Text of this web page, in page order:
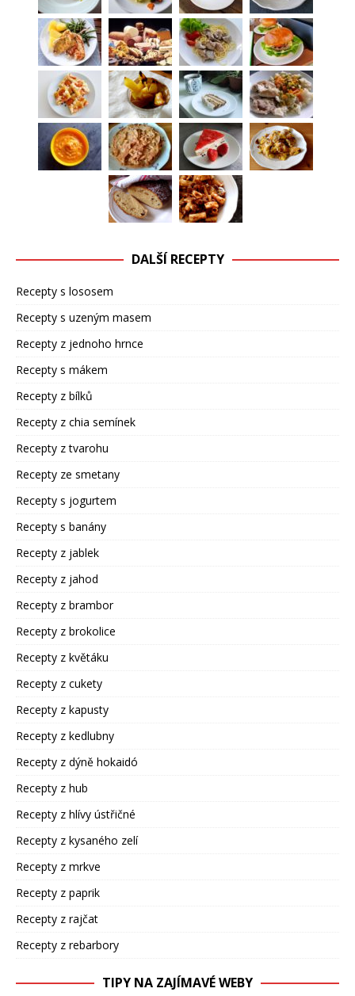
DALŠÍ RECEPTY
Recepty s lososem
Recepty s uzeným masem
Recepty z jednoho hrnce
Recepty s mákem
Recepty z bílků
Recepty z chia semínek
Recepty z tvarohu
Recepty ze smetany
Recepty s jogurtem
Recepty s banány
Recepty z jablek
Recepty z jahod
Recepty z brambor
Recepty z brokolice
Recepty z květáku
Recepty z cukety
Recepty z kapusty
Recepty z kedlubny
Recepty z dýně hokaidó
Recepty z hub
Recepty z hlívy ústřičné
Recepty z kysaného zelí
Recepty z mrkve
Recepty z paprik
Recepty z rajčat
Recepty z rebarbory
TIPY NA ZAJÍMAVÉ WEBY